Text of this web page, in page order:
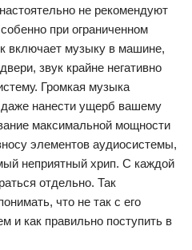
не рекомендуют
при ограниченном
включает музыку в машине,
звук крайне негативно
Громкая музыка
нанести ущерб вашему
максимальной мощности
элементов аудиосистемы,
неприятный хрип. С каждой
отдельно. Так
что не так с его
и как правильно поступить в